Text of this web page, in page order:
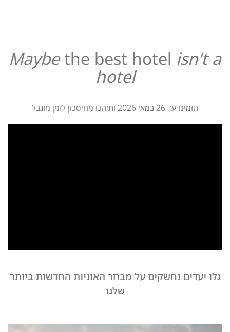
Maybethe best hotel isn’t a
hotel
הזמינו עד 26 במאי 2026 ותיהנו מחיסכון לזמן מוגבל
גלו יעדים נחשקים על מבחר האוניות החדשות ביותר
שלנו